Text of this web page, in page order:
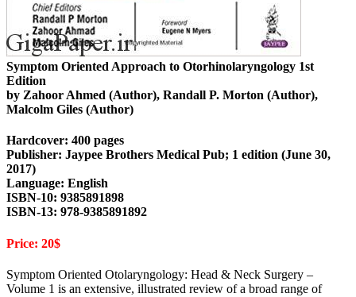
Symptom Oriented Approach to Otorhinolaryngology 1st
Edition
by Zahoor Ahmed (Author), Randall P. Morton (Author),
Malcolm Giles (Author)
Hardcover: 400 pages
Publisher: Jaypee Brothers Medical Pub; 1 edition (June 30,
2017)
Language: English
ISBN-10: 9385891898
ISBN-13: 978-9385891892
Price: 20$
Symptom Oriented Otolaryngology: Head & Neck Surgery –
Volume 1 is an extensive, illustrated review of a broad range of